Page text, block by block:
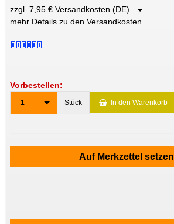
zzgl. 7,95 € Versandkosten (DE)
mehr Details zu den Versandkosten ...
Vorbestellen:
1 Stück In den Warenkorb
Auf Merkzettel setzen